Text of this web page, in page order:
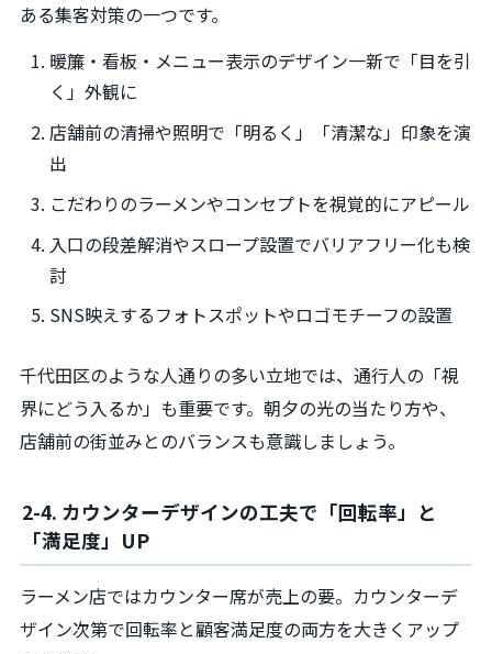
ある集客対策の一つです。
暖簾・看板・メニュー表示のデザイン一新で「目を引
く」外観に
店舗前の清掃や照明で「明るく」「清潔な」印象を演
出
こだわりのラーメンやコンセプトを視覚的にアピール
入口の段差解消やスロープ設置でバリアフリー化も検
討
SNS映えするフォトスポットやロゴモチーフの設置
千代田区のような人通りの多い立地では、通行人の「視
界にどう入るか」も重要です。朝夕の光の当たり方や、
店舗前の街並みとのバランスも意識しましょう。
2-4. カウンターデザインの工夫で「回転率」と
「満足度」UP
ラーメン店ではカウンター席が売上の要。カウンターデ
ザイン次第で回転率と顧客満足度の両方を大きくアップ